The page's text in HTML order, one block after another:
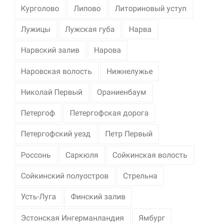
Курголово Липово Литориновый уступ
Лужицы Лужская губа Нарва
Нарвский залив Нарова
Наровская волость Нижнелужье
Николай Первый Ораниенбаум
Петергоф Петергофская дорога
Петергофский уезд Петр Первый
Россонь Саркюля Сойкинская волость
Сойкинский полуостров Стрельна
Усть-Луга Финский залив
Эстонская Ингерманландия Ямбург